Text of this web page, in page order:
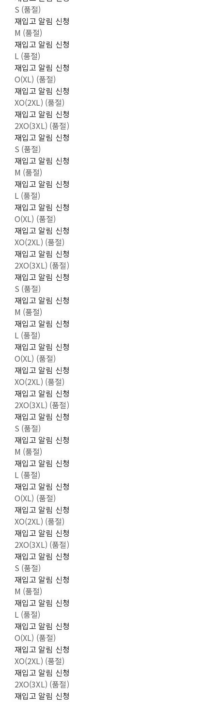
S (품절)
재입고 알림 신청
M (품절)
재입고 알림 신청
L (품절)
재입고 알림 신청
O(XL) (품절)
재입고 알림 신청
XO(2XL) (품절)
재입고 알림 신청
2XO(3XL) (품절)
재입고 알림 신청
S (품절)
재입고 알림 신청
M (품절)
재입고 알림 신청
L (품절)
재입고 알림 신청
O(XL) (품절)
재입고 알림 신청
XO(2XL) (품절)
재입고 알림 신청
2XO(3XL) (품절)
재입고 알림 신청
S (품절)
재입고 알림 신청
M (품절)
재입고 알림 신청
L (품절)
재입고 알림 신청
O(XL) (품절)
재입고 알림 신청
XO(2XL) (품절)
재입고 알림 신청
2XO(3XL) (품절)
재입고 알림 신청
S (품절)
재입고 알림 신청
M (품절)
재입고 알림 신청
L (품절)
재입고 알림 신청
O(XL) (품절)
재입고 알림 신청
XO(2XL) (품절)
재입고 알림 신청
2XO(3XL) (품절)
재입고 알림 신청
S (품절)
재입고 알림 신청
M (품절)
재입고 알림 신청
L (품절)
재입고 알림 신청
O(XL) (품절)
재입고 알림 신청
XO(2XL) (품절)
재입고 알림 신청
2XO(3XL) (품절)
재입고 알림 신청